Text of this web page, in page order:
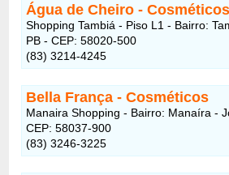
Água de Cheiro- Cosméticos
Shopping Tambiá - Piso L1 - Bairro:
PB - CEP: 58020-500
(83) 3214-4245
Bella França- Cosméticos
Manaira Shopping - Bairro: Manaíra -
CEP: 58037-900
(83) 3246-3225